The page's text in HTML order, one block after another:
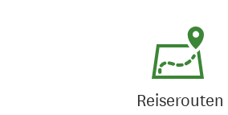
Reiserouten